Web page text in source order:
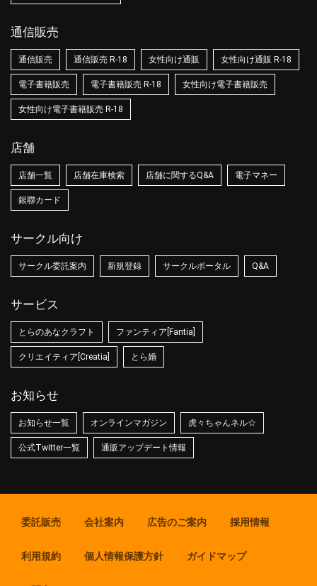
通信販売
通信販売 通信販売 R-18 女性向け通販 女性向け通販 R-18
電子書籍販売 電子書籍販売 R-18 女性向け電子書籍販売
女性向け電子書籍販売 R-18
店舗
店舗一覧 店舗在庫検索 店舗に関するQ&A 電子マネー
銀聯カード
サークル向け
サークル委託案内 新規登録 サークルポータル Q&A
サービス
とらのあなクラフト ファンティア[Fantia]
クリエイティア[Creatia] とら婚
お知らせ
お知らせ一覧 オンラインマガジン 虎々ちゃんネル☆
公式Twitter一覧 通販アップデート情報
委託販売 会社案内 広告のご案内 採用情報
利用規約 個人情報保護方針 ガイドマップ